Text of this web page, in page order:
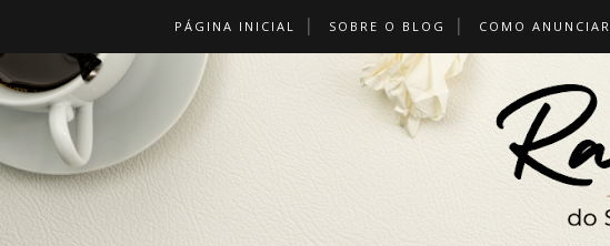
PÁGINA INICIAL SOBRE O BLOG COMO ANUNCIAR